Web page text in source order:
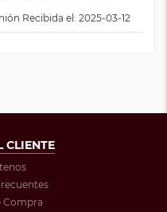
Recibida el: 2025-03-12
CLIENTE
Compra